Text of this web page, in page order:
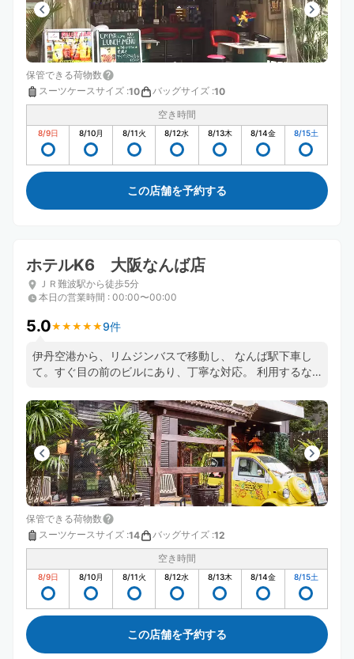
保管できる荷物数
スーツケースサイズ :10 バッグサイズ :10
空き時間
8/9日 8/10月 8/11火 8/12水 8/13木 8/14金 8/15土
この店舗を予約する
ホテルK6 大阪なんば店
ＪＲ難波駅から徒歩5分
本日の営業時間 : 00:00〜00:00
5.0★ ★ ★ ★ ★
★ ★ ★ ★ ★9件
伊丹空港から、リムジンバスで移動し、 なんば駅下車し
て。すぐ目の前のビルにあり、丁寧な対応。 利用するな
保管できる荷物数
スーツケースサイズ :14 バッグサイズ :12
空き時間
8/9日 8/10月 8/11火 8/12水 8/13木 8/14金 8/15土
この店舗を予約する